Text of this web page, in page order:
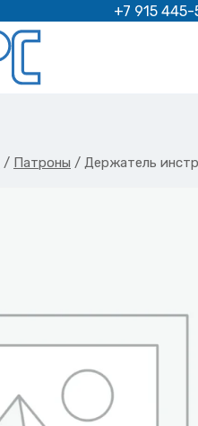
+7 915
/ Патроны / Держатель